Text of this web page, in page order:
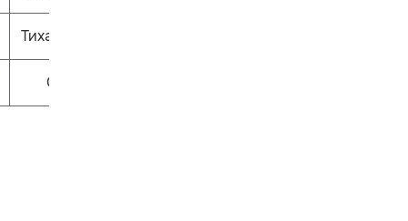
Тихая сказка
Ошпи